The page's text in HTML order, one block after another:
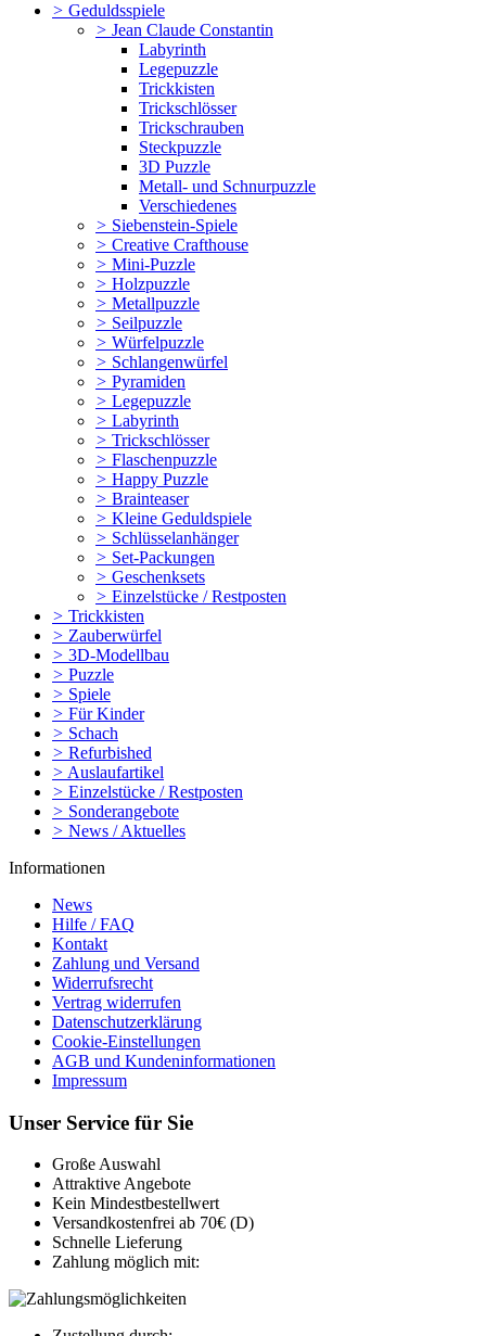
> Geduldsspiele
> Jean Claude Constantin
Labyrinth
Legepuzzle
Trickkisten
Trickschlösser
Trickschrauben
Steckpuzzle
3D Puzzle
Metall- und Schnurpuzzle
Verschiedenes
> Siebenstein-Spiele
> Creative Crafthouse
> Mini-Puzzle
> Holzpuzzle
> Metallpuzzle
> Seilpuzzle
> Würfelpuzzle
> Schlangenwürfel
> Pyramiden
> Legepuzzle
> Labyrinth
> Trickschlösser
> Flaschenpuzzle
> Happy Puzzle
> Brainteaser
> Kleine Geduldspiele
> Schlüsselanhänger
> Set-Packungen
> Geschenksets
> Einzelstücke / Restposten
> Trickkisten
> Zauberwürfel
> 3D-Modellbau
> Puzzle
> Spiele
> Für Kinder
> Schach
> Refurbished
> Auslaufartikel
> Einzelstücke / Restposten
> Sonderangebote
> News / Aktuelles
Informationen
News
Hilfe / FAQ
Kontakt
Zahlung und Versand
Widerrufsrecht
Vertrag widerrufen
Datenschutzerklärung
Cookie-Einstellungen
AGB und Kundeninformationen
Impressum
Unser Service für Sie
Große Auswahl
Attraktive Angebote
Kein Mindestbestellwert
Versandkostenfrei ab 70€ (D)
Schnelle Lieferung
Zahlung möglich mit: